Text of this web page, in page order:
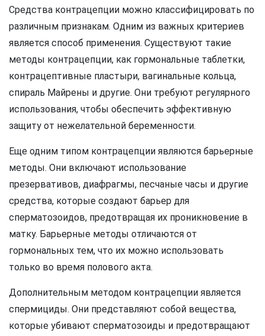
Средства контрацепции можно классифицировать по
различным признакам. Одним из важных критериев
является способ применения. Существуют такие
методы контрацепции, как гормональные таблетки,
контрацептивные пластыри, вагинальные кольца,
спираль Майрены и другие. Они требуют регулярного
использования, чтобы обеспечить эффективную
защиту от нежелательной беременности.
Еще одним типом контрацепции являются барьерные
методы. Они включают использование
презервативов, диафрагмы, песчаные часы и другие
средства, которые создают барьер для
сперматозоидов, предотвращая их проникновение в
матку. Барьерные методы отличаются от
гормональных тем, что их можно использовать
только во время полового акта.
Дополнительным методом контрацепции является
спермициды. Они представляют собой вещества,
которые убивают сперматозоиды и предотвращают